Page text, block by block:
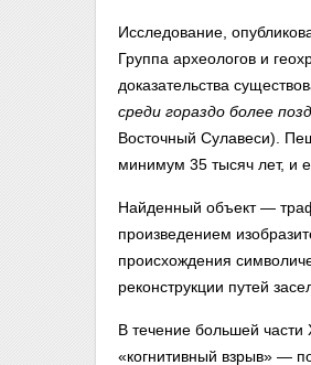
Исследование,
Группа археологов и
доказательства
среди гораздо более
Восточный Сулавеси).
минимум 35 тысяч лет, и
Найденный объект —
произведением
происхождения
реконструкции путей
В течение большей части
«когнитивный взрыв» —